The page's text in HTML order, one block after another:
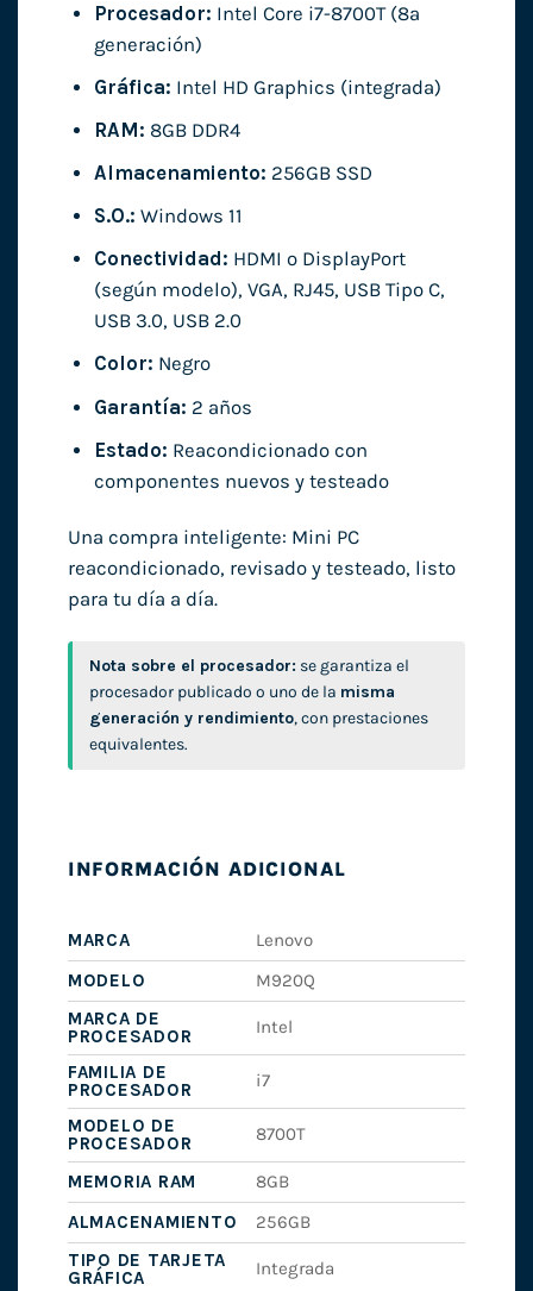
Procesador: Intel Core i7-8700T (8ª
generación)
Gráfica: Intel HD Graphics (integrada)
RAM: 8GB DDR4
Almacenamiento: 256GB SSD
S.O.: Windows 11
Conectividad: HDMI o DisplayPort
(según modelo), VGA, RJ45, USB Tipo C,
USB 3.0, USB 2.0
Color: Negro
Garantía: 2 años
Estado: Reacondicionado con
componentes nuevos y testeado
Una compra inteligente: Mini PC
reacondicionado, revisado y testeado, listo
para tu día a día.
Nota sobre el procesador: se garantiza el
procesador publicado o uno de la misma
generación y rendimiento, con prestaciones
equivalentes.
INFORMACIÓN ADICIONAL
MARCA
Lenovo
MODELO
M920Q
MARCA DE
PROCESADOR
Intel
FAMILIA DE
PROCESADOR
i7
MODELO DE
PROCESADOR
8700T
MEMORIA RAM
8GB
ALMACENAMIENTO
256GB
TIPO DE TARJETA
GRÁFICA
Integrada